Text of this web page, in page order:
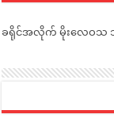
ခရိုင်အလိုက် မိုးလေဝသ သ